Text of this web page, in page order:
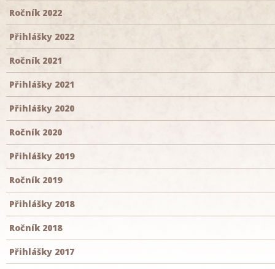
Ročník 2022
Přihlášky 2022
Ročník 2021
Přihlášky 2021
Přihlášky 2020
Ročník 2020
Přihlášky 2019
Ročník 2019
Přihlášky 2018
Ročník 2018
Přihlášky 2017